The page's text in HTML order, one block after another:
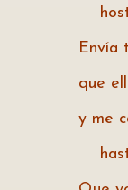
Envía
que
y me